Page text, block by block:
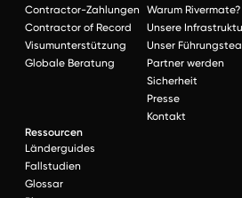
Contractor-Zahlungen
Contractor of Record
Visumunterstützung
Globale Beratung
Warum Rivermate?
Unsere
Unser
Partner werden
Sicherheit
Presse
Kontakt
Ressourcen
Länderguides
Fallstudien
Glossar